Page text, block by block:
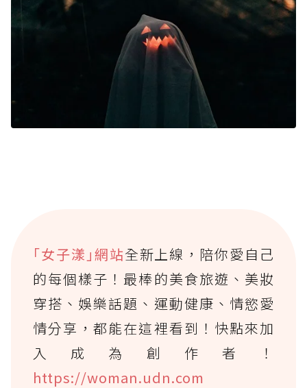
｢女子漾｣網站全新上線，陪你愛自己
的每個樣子！最棒的美食旅遊、美妝
穿搭、娛樂話題、運動健康、情慾愛
情分享，都能在這裡看到！快點來加
入成為創作者！
https://woman.udn.com